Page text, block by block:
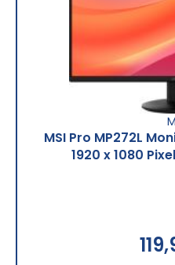
MSI Pro MP272L
1920 x 1080